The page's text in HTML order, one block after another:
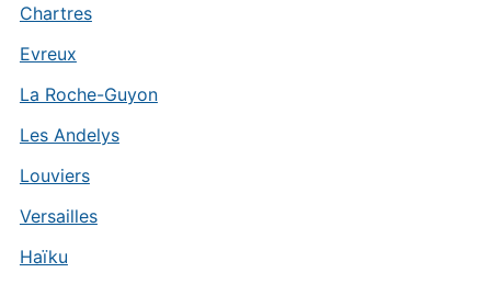
Chartres
Evreux
La Roche-Guyon
Les Andelys
Louviers
Versailles
Haïku